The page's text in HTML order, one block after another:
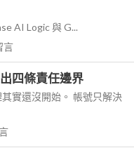
AI Logic 與 G...
言
四條責任邊界
實還沒開始。 帳號只解決